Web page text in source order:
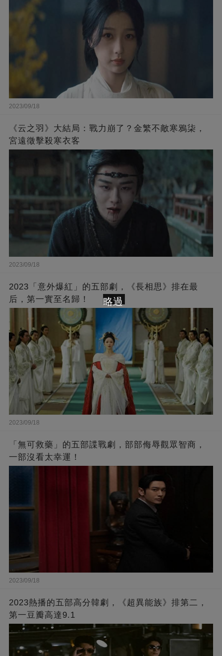
2023/09/18
《云之羽》大結局：戰力崩了？金繁不敵寒鴉柒，
宮遠徵擊殺寒衣客
2023/09/18
2023「意外爆紅」的五部劇，《長相思》排在最
后，第一實至名歸！
2023/09/18
「無可救藥」的五部諜戰劇，部部侮辱觀眾智商，
一部沒看太幸運！
2023/09/18
2023熱播的五部高分韓劇，《超異能族》排第二，
第一豆瓣高達9.1
略過